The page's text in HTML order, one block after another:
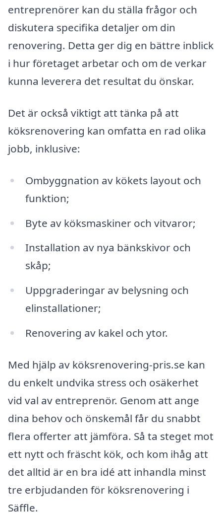
entreprenörer kan du ställa frågor och
diskutera specifika detaljer om din
renovering. Detta ger dig en bättre inblick
i hur företaget arbetar och om de verkar
kunna leverera det resultat du önskar.
Det är också viktigt att tänka på att
köksrenovering kan omfatta en rad olika
jobb, inklusive:
Ombyggnation av kökets layout och
funktion;
Byte av köksmaskiner och vitvaror;
Installation av nya bänkskivor och
skåp;
Uppgraderingar av belysning och
elinstallationer;
Renovering av kakel och ytor.
Med hjälp av köksrenovering-pris.se kan
du enkelt undvika stress och osäkerhet
vid val av entreprenör. Genom att ange
dina behov och önskemål får du snabbt
flera offerter att jämföra. Så ta steget mot
ett nytt och fräscht kök, och kom ihåg att
det alltid är en bra idé att inhandla minst
tre erbjudanden för köksrenovering i
Säffle.